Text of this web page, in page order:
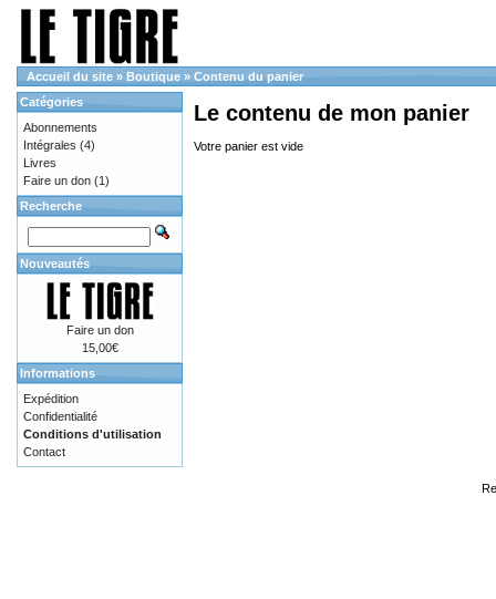
Accueil du site » Boutique » Contenu du panier
Le contenu de mon panier
Votre panier est vide
Catégories
Abonnements
Intégrales (4)
Livres
Faire un don (1)
Recherche
Nouveautés
Faire un don
15,00€
Informations
Expédition
Confidentialité
Conditions d'utilisation
Contact